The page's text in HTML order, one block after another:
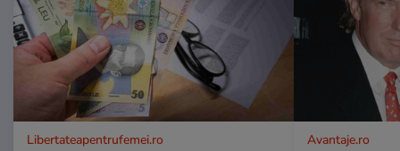
Libertateapentrufemei.ro Avantaje.ro